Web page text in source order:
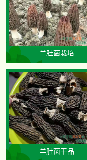
羊肚菌栽培
羊肚菌干品